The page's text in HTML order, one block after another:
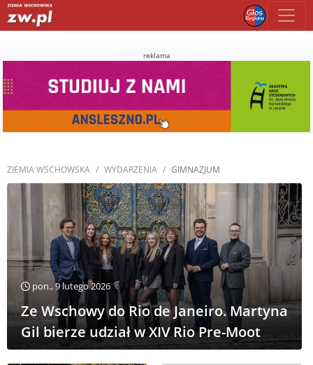
reklama
ZIEMIA WSCHOWSKA WYDARZENIA GIMNAZJUM
pon., 9 lutego 2026
Ze Wschowy do Rio de Janeiro. Martyna
Gil bierze udział w XIV Rio Pre-Moot